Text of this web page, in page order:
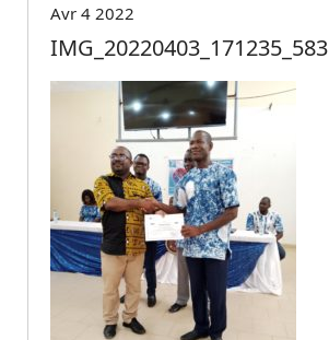
Avr 4 2022
IMG_20220403_171235_583